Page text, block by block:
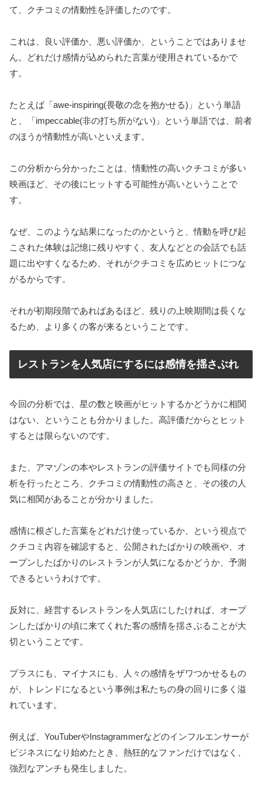
て、クチコミの情動性を評価したのです。
これは、良い評価か、悪い評価か、ということではありませ
ん。どれだけ感情が込められた言葉が使用されているかで
す。
たとえば「awe-inspiring(畏敬の念を抱かせる)」という単語
と、「impeccable(非の打ち所がない)」という単語では、前者
のほうが情動性が高いといえます。
この分析から分かったことは、情動性の高いクチコミが多い
映画ほど、その後にヒットする可能性が高いということで
す。
なぜ、このような結果になったのかというと、情動を呼び起
こされた体験は記憶に残りやすく、友人などとの会話でも話
題に出やすくなるため、それがクチコミを広めヒットにつな
がるからです。
それが初期段階であればあるほど、残りの上映期間は長くな
るため、より多くの客が来るということです。
レストランを人気店にするには感情を揺さぶれ
今回の分析では、星の数と映画がヒットするかどうかに相関
はない、ということも分かりました。高評価だからとヒット
するとは限らないのです。
また、アマゾンの本やレストランの評価サイトでも同様の分
析を行ったところ、クチコミの情動性の高さと、その後の人
気に相関があることが分かりました。
感情に根ざした言葉をどれだけ使っているか、という視点で
クチコミ内容を確認すると、公開されたばかりの映画や、オ
ープンしたばかりのレストランが人気になるかどうか、予測
できるというわけです。
反対に、経営するレストランを人気店にしたければ、オープ
ンしたばかりの頃に来てくれた客の感情を揺さぶることが大
切ということです。
プラスにも、マイナスにも、人々の感情をザワつかせるもの
が、トレンドになるという事例は私たちの身の回りに多く溢
れています。
例えば、YouTuberやInstagrammerなどのインフルエンサーが
ビジネスになり始めたとき、熱狂的なファンだけではなく、
強烈なアンチも発生しました。